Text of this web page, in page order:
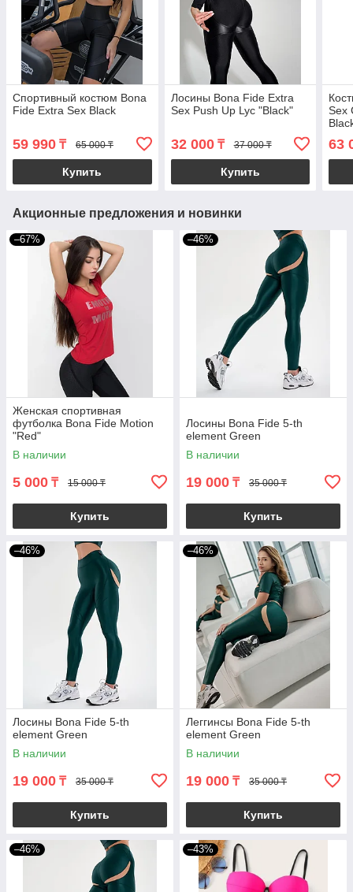
Спортивный костюм Bona
Fide Extra Sex Black
59 990 ₸ 65 000 ₸
Купить
Лосины Bona Fide Extra
Sex Push Up Lyc "Black"
32 000₸ 37 000 ₸
Купить
Sex
63
Акционные предложения и новинки
–67%
Женская спортивная
футболка Bona Fide Motion
"Red"
В наличии
5 000 ₸ 15 000 ₸
Купить
–46%
Лосины Bona Fide 5-th
element Green
В наличии
19 000 ₸ 35 000 ₸
Купить
–46%
Лосины Bona Fide 5-th
element Green
В наличии
19 000 ₸ 35 000 ₸
Купить
–46%
Леггинсы Bona Fide 5-th
element Green
В наличии
19 000 ₸ 35 000 ₸
Купить
–46% –43%